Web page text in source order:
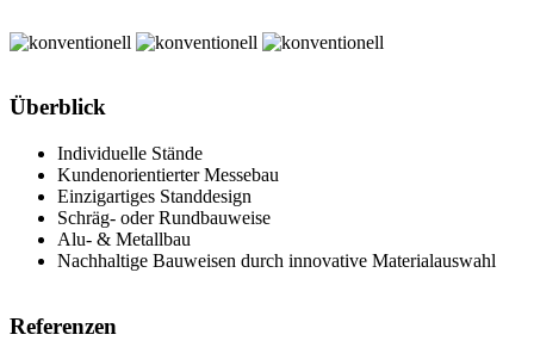
Überblick
Individuelle Stände
Kundenorientierter Messebau
Einzigartiges Standdesign
Schräg- oder Rundbauweise
Alu- & Metallbau
Nachhaltige Bauweisen durch innovative Materialauswahl
Referenzen